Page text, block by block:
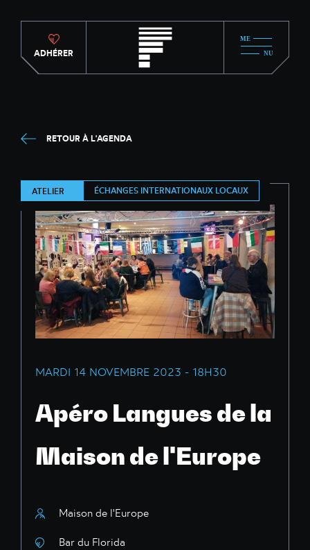
ADHÉRER
RETOUR À L'AGENDA
ATELIER ÉCHANGES INTERNATIONAUX LOCAUX
MARDI 14 NOVEMBRE 2023 - 18H30
Apéro Langues de la
Maison de l'Europe
Maison de l'Europe
Bar du Florida